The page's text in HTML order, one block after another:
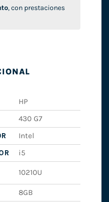
, con prestaciones
HP
430 G7
Intel
i5
10210U
8GB